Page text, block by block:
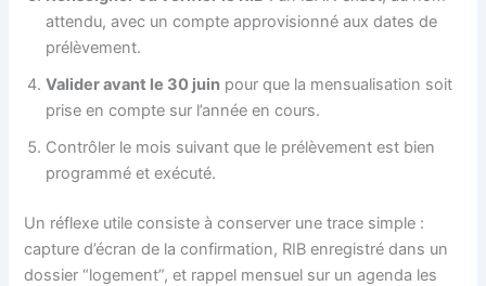
attendu, avec un compte approvisionné aux dates de
prélèvement.
Valider avant le 30 juin pour que la mensualisation soit
prise en compte sur l’année en cours.
Contrôler le mois suivant que le prélèvement est bien
programmé et exécuté.
Un réflexe utile consiste à conserver une trace simple :
capture d’écran de la confirmation, RIB enregistré dans un
dossier “logement”, et rappel mensuel sur un agenda les